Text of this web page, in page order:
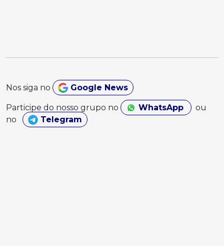
Nos siga no Google News
Participe do nosso grupo no WhatsApp
ou
no
Telegram